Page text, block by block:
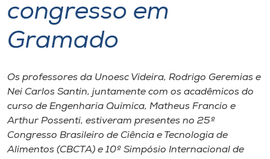
Portal de Ensino
Internacionalização
I.nova
congresso em
Gramado
Os professores da Unoesc Videira, Rodrigo Geremias e
Nei Carlos Santin, juntamente com os acadêmicos do
curso de Engenharia Química, Matheus Francio e
Arthur Possenti, estiveram presentes no 25º
Congresso Brasileiro de Ciência e Tecnologia de
Alimentos (CBCTA) e 10º Simpósio Internacional de